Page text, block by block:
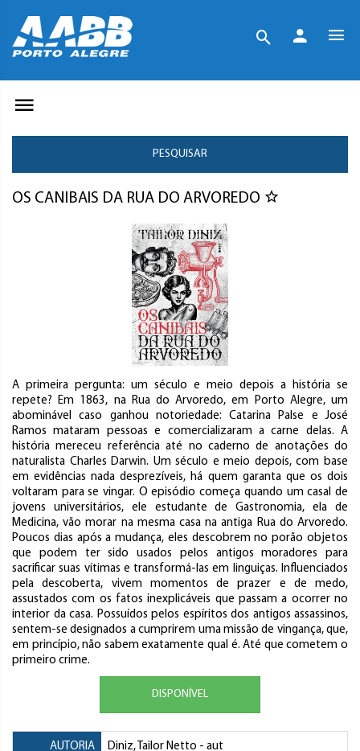
PESQUISAR
OS CANIBAIS DA RUA DO ARVOREDO
A primeira pergunta: um século e meio depois a história se
repete? Em 1863, na Rua do Arvoredo, em Porto Alegre, um
abominável caso ganhou notoriedade: Catarina Palse e José
Ramos mataram pessoas e comercializaram a carne delas. A
história mereceu referência até no caderno de anotações do
naturalista Charles Darwin. Um século e meio depois, com base
em evidências nada desprezíveis, há quem garanta que os dois
voltaram para se vingar. O episódio começa quando um casal de
jovens universitários, ele estudante de Gastronomia, ela de
Medicina, vão morar na mesma casa na antiga Rua do Arvoredo.
Poucos dias após a mudança, eles descobrem no porão objetos
que podem ter sido usados pelos antigos moradores para
sacrificar suas vítimas e transformá-las em linguiças. Influenciados
pela descoberta, vivem momentos de prazer e de medo,
assustados com os fatos inexplicáveis que passam a ocorrer no
interior da casa. Possuídos pelos espíritos dos antigos assassinos,
sentem-se designados a cumprirem uma missão de vingança, que,
em princípio, não sabem exatamente qual é. Até que cometem o
primeiro crime.
DISPONÍVEL
AUTORIA Diniz, Tailor Netto - aut